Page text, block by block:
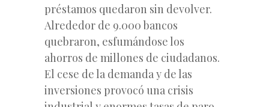
préstamos quedaron sin devolver.
Alrededor de 9.000 bancos
quebraron, esfumándose los
ahorros de millones de ciudadanos.
El cese de la demanda y de las
inversiones provocó una crisis